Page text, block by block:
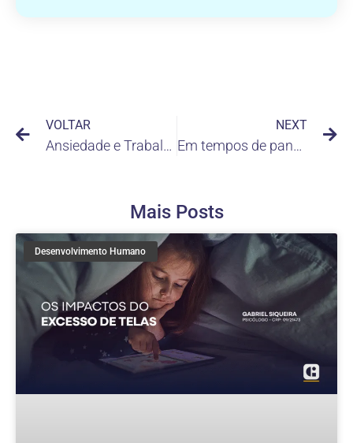
VOLTAR
Ansiedade e Trabalho
NEXT
Em tempos de pandemia, fortaleça as suas resoluções
Mais Posts
Desenvolvimento Humano